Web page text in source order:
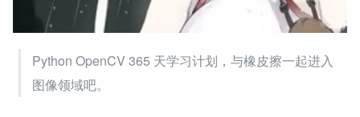
Python OpenCV 365 天学习计划，与橡皮擦一起进入
图像领域吧。